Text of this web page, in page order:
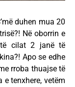
duhen mua 20
Në oborrin e
cilat 2 janë të
Apo se edhe
rroba thuajse të
e tenxhere, vetëm